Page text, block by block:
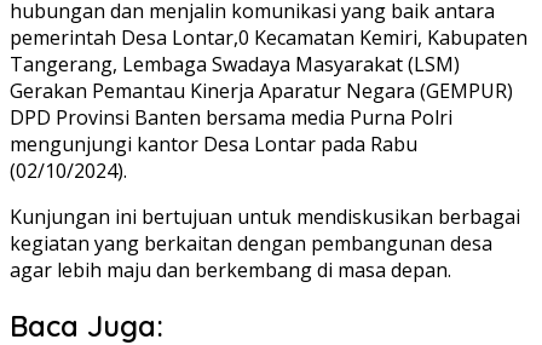
hubungan dan menjalin komunikasi yang baik antara
pemerintah Desa Lontar,0 Kecamatan Kemiri, Kabupaten
Tangerang, Lembaga Swadaya Masyarakat (LSM)
Gerakan Pemantau Kinerja Aparatur Negara (GEMPUR)
DPD Provinsi Banten bersama media Purna Polri
mengunjungi kantor Desa Lontar pada Rabu
(02/10/2024).
Kunjungan ini bertujuan untuk mendiskusikan berbagai
kegiatan yang berkaitan dengan pembangunan desa
agar lebih maju dan berkembang di masa depan.
Baca Juga: